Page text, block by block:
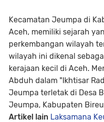
Kecamatan Jeumpa di
Aceh, memiliki sejarah
perkembangan wilayah
wilayah ini dikenal
kerajaan kecil di Aceh.
Abduh dalam "Ikhtisar
Jeumpa terletak di Desa
Jeumpa, Kabupaten
Artikel lain Laksamana